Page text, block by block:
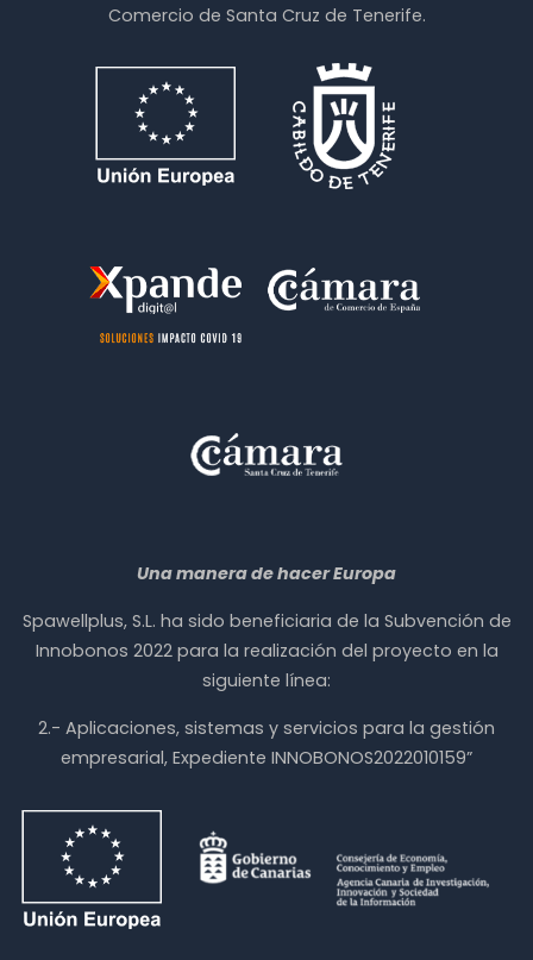
Comercio de Santa Cruz de Tenerife.
Una manera de hacer Europa
Spawellplus, S.L. ha sido beneficiaria de la Subvención de
Innobonos 2022 para la realización del proyecto en la
siguiente línea:
2.- Aplicaciones, sistemas y servicios para la gestión
empresarial, Expediente INNOBONOS2022010159”